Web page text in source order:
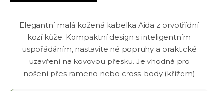
Elegantní malá kožená kabelka Aida z prvotřídní
kozí kůže. Kompaktní design s inteligentním
uspořádáním, nastavitelné popruhy a praktické
uzavření na kovovou přesku. Je vhodná pro
nošení přes rameno nebo cross-body (křížem)